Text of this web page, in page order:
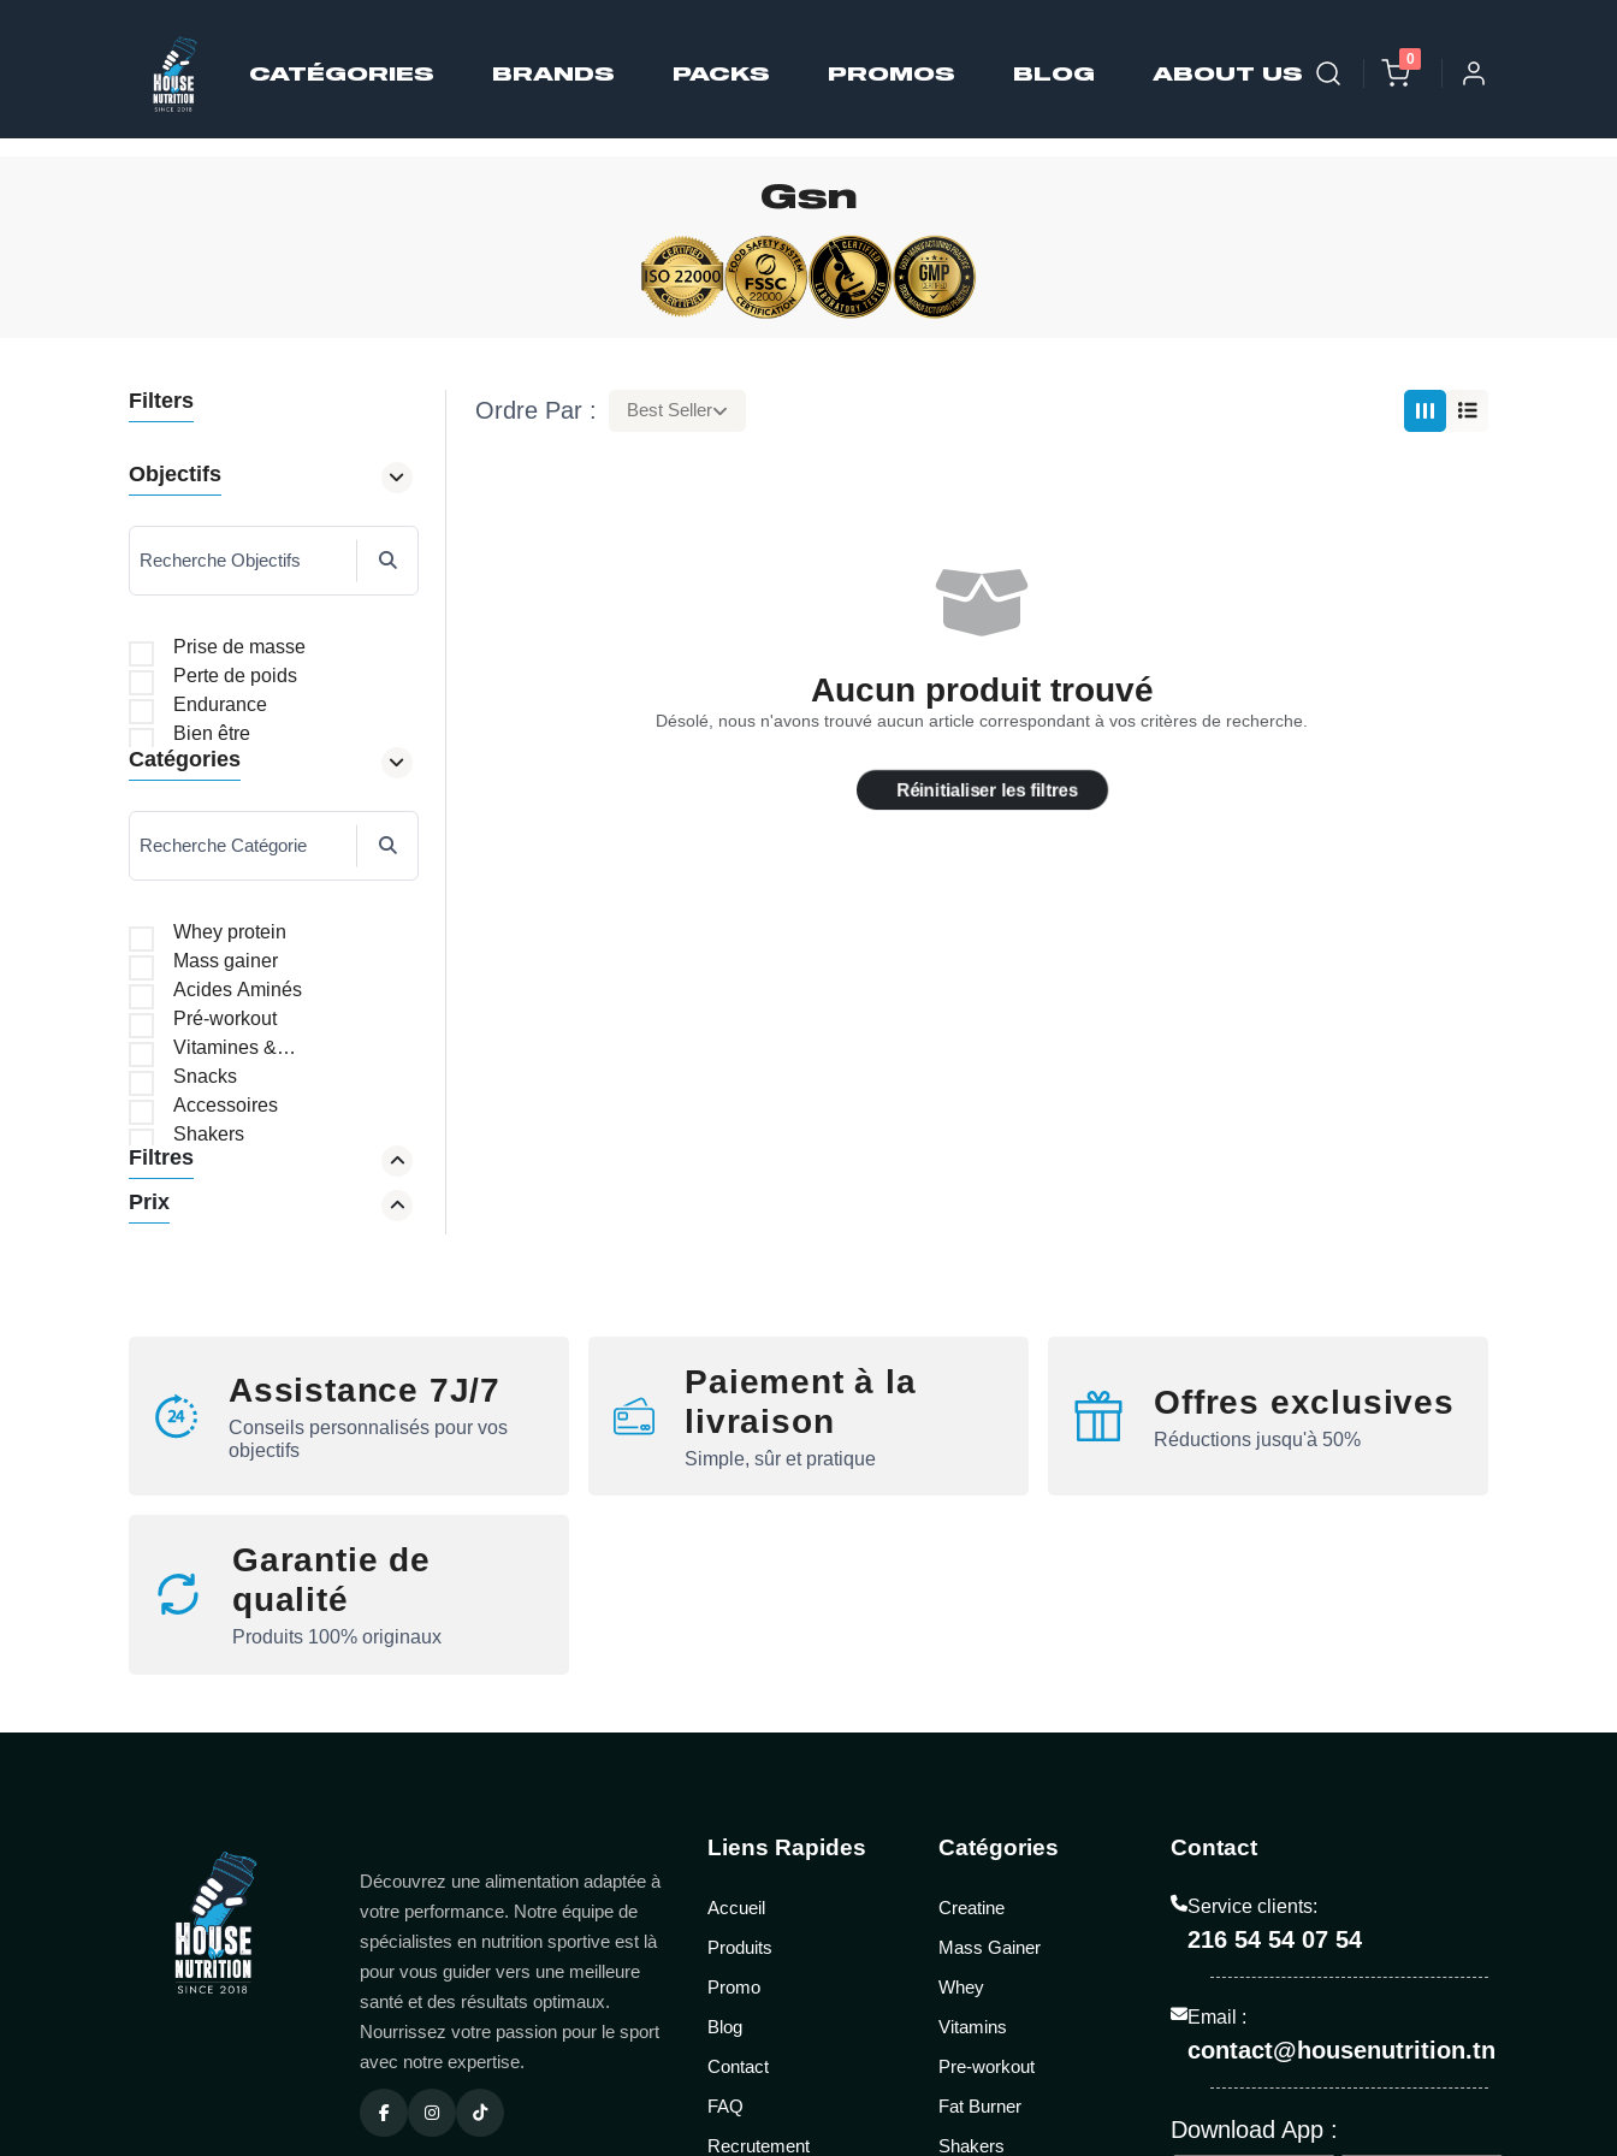
CATÉGORIES BRANDS PACKS PROMOS BLOG ABOUT US
0
Gsn
Filters
Objectifs
Recherche Objectifs
Prise de masse
Perte de poids
Endurance
Bien être
Catégories
Recherche Catégorie
Whey protein
Mass gainer
Acides Aminés
Pré-workout
Vitamines &
Minéraux
Snacks
Accessoires
Shakers
Brûleurs de graisses
Filtres
Prix
Ordre Par : Best Seller
Aucun produit trouvé
Désolé, nous n'avons trouvé aucun article correspondant à vos critères de recherche.
Réinitialiser les filtres
Assistance 7J/7
Conseils personnalisés pour vos
objectifs
Paiement à la
livraison
Simple, sûr et pratique
Offres exclusives
Réductions jusqu'à 50%
Garantie de
qualité
Produits 100% originaux
Découvrez une alimentation adaptée à
votre performance. Notre équipe de
spécialistes en nutrition sportive est là
pour vous guider vers une meilleure
santé et des résultats optimaux.
Nourrissez votre passion pour le sport
avec notre expertise.
Liens Rapides
Accueil
Produits
Promo
Blog
Contact
FAQ
Recrutement
Catégories
Creatine
Mass Gainer
Whey
Vitamins
Pre-workout
Fat Burner
Shakers
Contact
Service clients:
216 54 54 07 54
Email :
contact@housenutrition.tn
Download App :